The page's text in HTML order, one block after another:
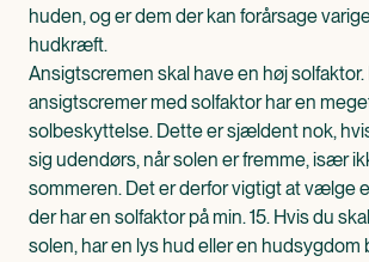
huden, og er dem der kan forårsage
hudkræft.
Ansigtscremen skal have en høj solfaktor.
ansigtscremer med solfaktor har en
solbeskyttelse. Dette er sjældent nok,
sig udendørs, når solen er fremme, især
sommeren. Det er derfor vigtigt at vælge
der har en solfaktor på min. 15. Hvis du
solen, har en lys hud eller en hudsygdom